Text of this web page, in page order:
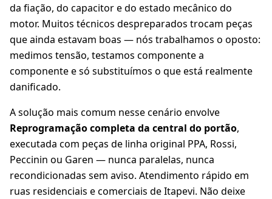
da fiação, do capacitor e do estado mecânico do
motor. Muitos técnicos despreparados trocam peças
que ainda estavam boas — nós trabalhamos o oposto:
medimos tensão, testamos componente a
componente e só substituímos o que está realmente
danificado.
A solução mais comum nesse cenário envolve
Reprogramação completa da central do portão,
executada com peças de linha original PPA, Rossi,
Peccinin ou Garen — nunca paralelas, nunca
recondicionadas sem aviso. Atendimento rápido em
ruas residenciais e comerciais de Itapevi. Não deixe